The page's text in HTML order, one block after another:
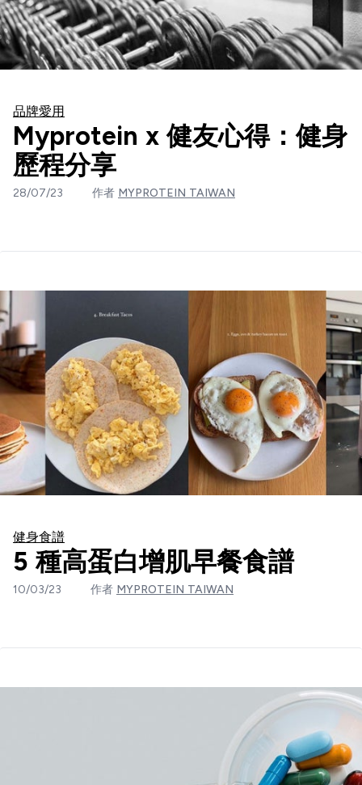
品牌愛用
Myprotein x 健友心得：健身
歷程分享
28/07/23 作者 MYPROTEIN TAIWAN
健身食譜
5 種高蛋白增肌早餐食譜
10/03/23 作者 MYPROTEIN TAIWAN